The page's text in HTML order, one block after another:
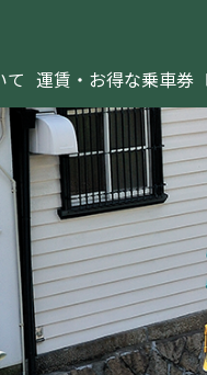
て 運賃・お得な乗車券